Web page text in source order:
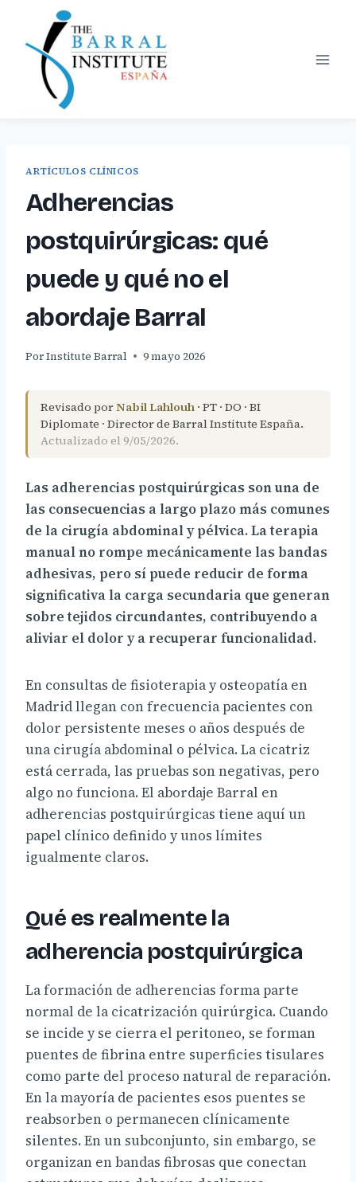
contenido
ARTÍCULOS CLÍNICOS
Adherencias
postquirúrgicas: qué
puede y qué no el
abordaje Barral
PorInstitute Barral 9 mayo 2026
Revisado porNabil Lahlouh · PT · DO · BI
Diplomate · Director de Barral Institute España.
Actualizado el 9/05/2026.
Las adherencias postquirúrgicas son una de
las consecuencias a largo plazo más comunes
de la cirugía abdominal y pélvica. La terapia
manual no rompe mecánicamente las bandas
adhesivas, pero sí puede reducir de forma
significativa la carga secundaria que generan
sobre tejidos circundantes, contribuyendo a
aliviar el dolor y a recuperar funcionalidad.
En consultas de fisioterapia y osteopatía en
Madrid llegan con frecuencia pacientes con
dolor persistente meses o años después de
una cirugía abdominal o pélvica. La cicatriz
está cerrada, las pruebas son negativas, pero
algo no funciona. El abordaje Barral en
adherencias postquirúrgicas tiene aquí un
papel clínico definido y unos límites
igualmente claros.
Qué es realmente la
adherencia postquirúrgica
La formación de adherencias forma parte
normal de la cicatrización quirúrgica. Cuando
se incide y se cierra el peritoneo, se forman
puentes de fibrina entre superficies tisulares
como parte del proceso natural de reparación.
En la mayoría de pacientes esos puentes se
reabsorben o permanecen clínicamente
silentes. En un subconjunto, sin embargo, se
organizan en bandas fibrosas que conectan